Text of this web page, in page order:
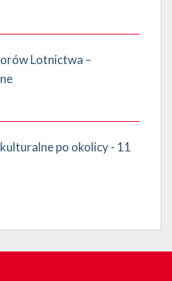
Lotnictwa –
po okolicy - 11